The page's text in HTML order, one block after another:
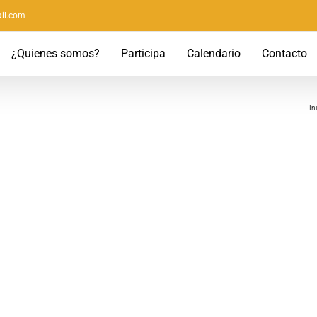
¿Quienes somos? Participa Calendario Contacto